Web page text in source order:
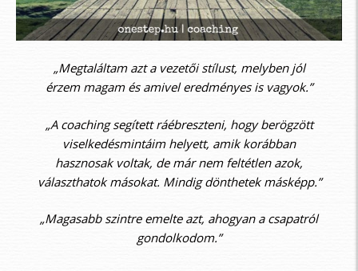
„Megtaláltam azt a vezetői stílust, melyben jól
érzem magam és amivel eredményes is vagyok.”
„A coaching segített ráébreszteni, hogy berögzött
viselkedésmintáim helyett, amik korábban
hasznosak voltak, de már nem feltétlen azok,
választhatok másokat. Mindig dönthetek másképp.”
„Magasabb szintre emelte azt, ahogyan a csapatról
gondolkodom.”